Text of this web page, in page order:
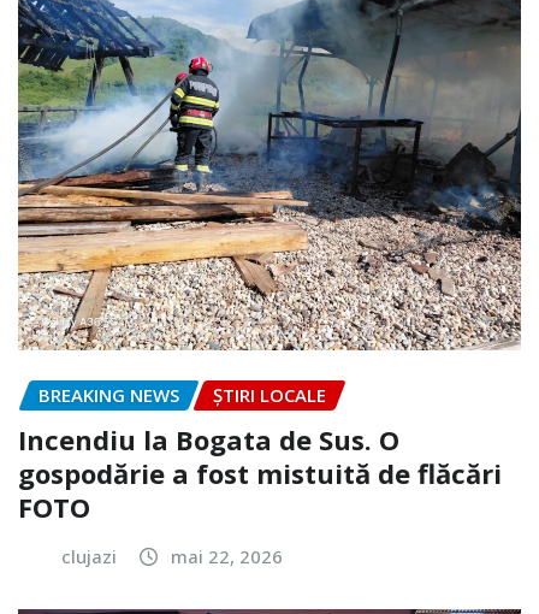
BREAKING NEWS ȘTIRI LOCALE
Incendiu la Bogata de Sus. O
gospodărie a fost mistuită de flăcări
FOTO
clujazi mai 22, 2026